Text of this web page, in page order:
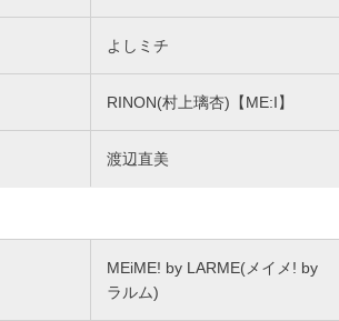
よしミチ
RINON(村上璃杏)【ME:I】
渡辺直美
MEiME! by LARME(メイメ! by
ラルム)